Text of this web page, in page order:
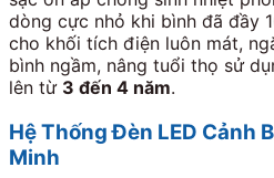
dòng cực nhỏ khi bình đã đầy
cho khối tích điện luôn mát,
bình ngầm, nâng tuổi thọ sử
lên từ 3 đến 4 năm.
Hệ Thống Đèn LED Cảnh
Minh